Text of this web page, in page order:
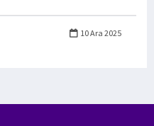
10 Ara 2025